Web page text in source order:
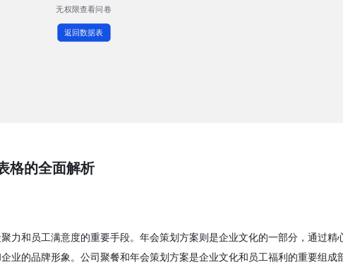
格的全面解析
力和员工满意度的重要手段。年会策划方案则是企业文化的一部分，通过精
业的品牌形象。公司聚餐和年会策划方案是企业文化和员工福利的重要组成